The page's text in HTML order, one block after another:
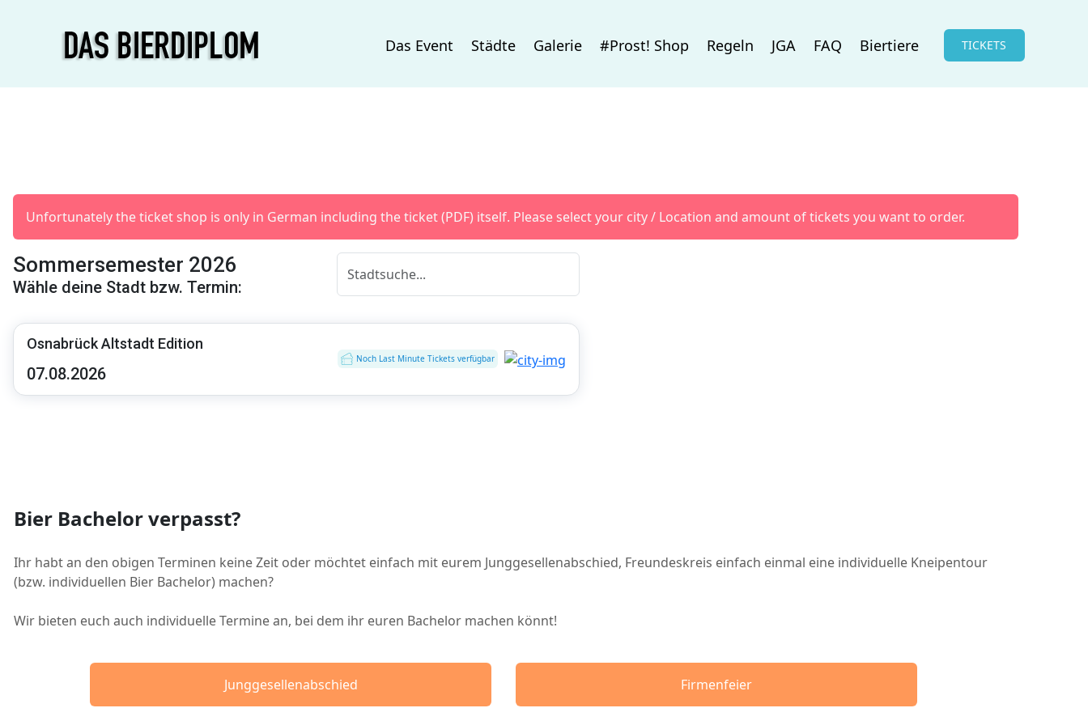
Das Event Städte Galerie #Prost! Shop Regeln JGA FAQ Biertiere TICKETS
Unfortunately the ticket shop is only in German including the ticket (PDF) itself. Please select your city / Location and amount of tickets you want to order.
Sommersemester 2026
Wähle deine Stadt bzw. Termin:
Osnabrück Altstadt Edition
07.08.2026
Noch Last Minute Tickets verfügbar
Bier Bachelor verpasst?
Ihr habt an den obigen Terminen keine Zeit oder möchtet einfach mit eurem Junggesellenabschied, Freundeskreis einfach einmal eine individuelle Kneipentour
(bzw. individuellen Bier Bachelor) machen?
Wir bieten euch auch individuelle Termine an, bei dem ihr euren Bachelor machen könnt!
Junggesellenabschied Firmenfeier